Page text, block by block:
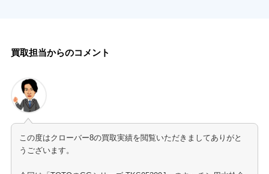
買取担当からのコメント
この度はクローバー8の買取実績を閲覧いただきましてありがと
うございます。